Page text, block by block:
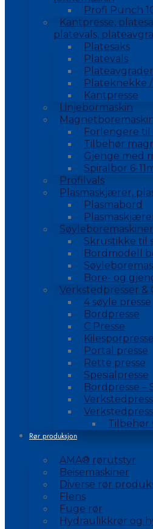
Profi Punch
Kantpresse,
platevals,
Platesaks
Platevals
Plateavgrader
Plateknekke
Kantpresse
Linjebormaskin
Forlengere
Tilbehør
Gjenge med
Spiralbor 6-
Profilvals
Plasmaskjærer,
Plasmabord
Søyleboremaskiner
Skrustikke til
Bordmodell
Bore- og
Verkstedpresser &
4 søyle presse
Bordpresse
C Presse
Kilesporpresse
Portal presse
Rette presse
Spesialpresse
Bordpresse –
Tilbehør
Rør produksjon
AMA® rørutstyr
Beisemaskiner
Diverse rør
Flens
Fuge rør
Hydraulikkrør og